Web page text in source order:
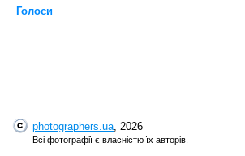
Голоси
photographers.ua, 2026
Всі фотографії є власністю їх авторів.